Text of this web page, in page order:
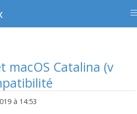
macOS Catalina (v
à 14:53